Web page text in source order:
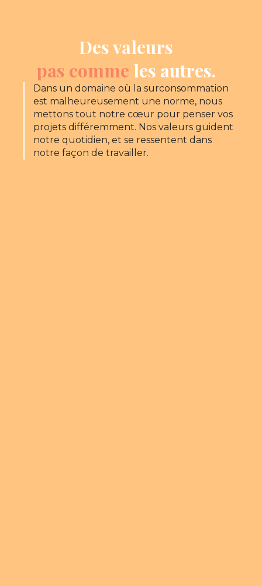
Des valeurs
pas comme les autres.
Dans un domaine où la surconsommation
est malheureusement une norme, nous
mettons tout notre cœur pour penser vos
projets différemment. Nos valeurs guident
notre quotidien, et se ressentent dans
notre façon de travailler.